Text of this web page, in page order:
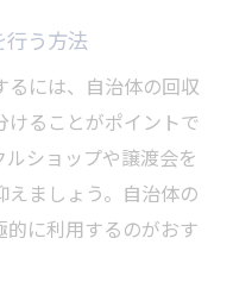
う方法
るには、自治体の回収
ることがポイントで
ショップや譲渡会を
ましょう。自治体の
に利用するのがおす